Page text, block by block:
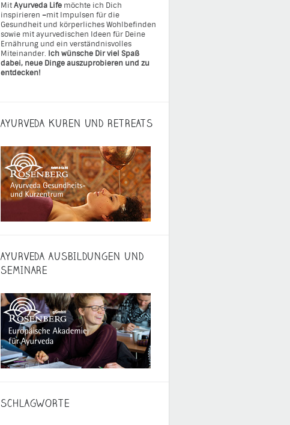
MitAyurveda Life möchte ich Dich
inspirieren –mit Impulsen für die
Gesundheit und körperliches Wohlbefinden
sowie mit ayurvedischen Ideen für Deine
Ernährung und ein verständnisvolles
Miteinander. Ich wünsche Dir viel Spaß
dabei, neue Dinge auszuprobieren und zu
entdecken!
AYURVEDA KUREN UND RETREATS
AYURVEDA AUSBILDUNGEN UND
SEMINARE
SCHLAGWORTE